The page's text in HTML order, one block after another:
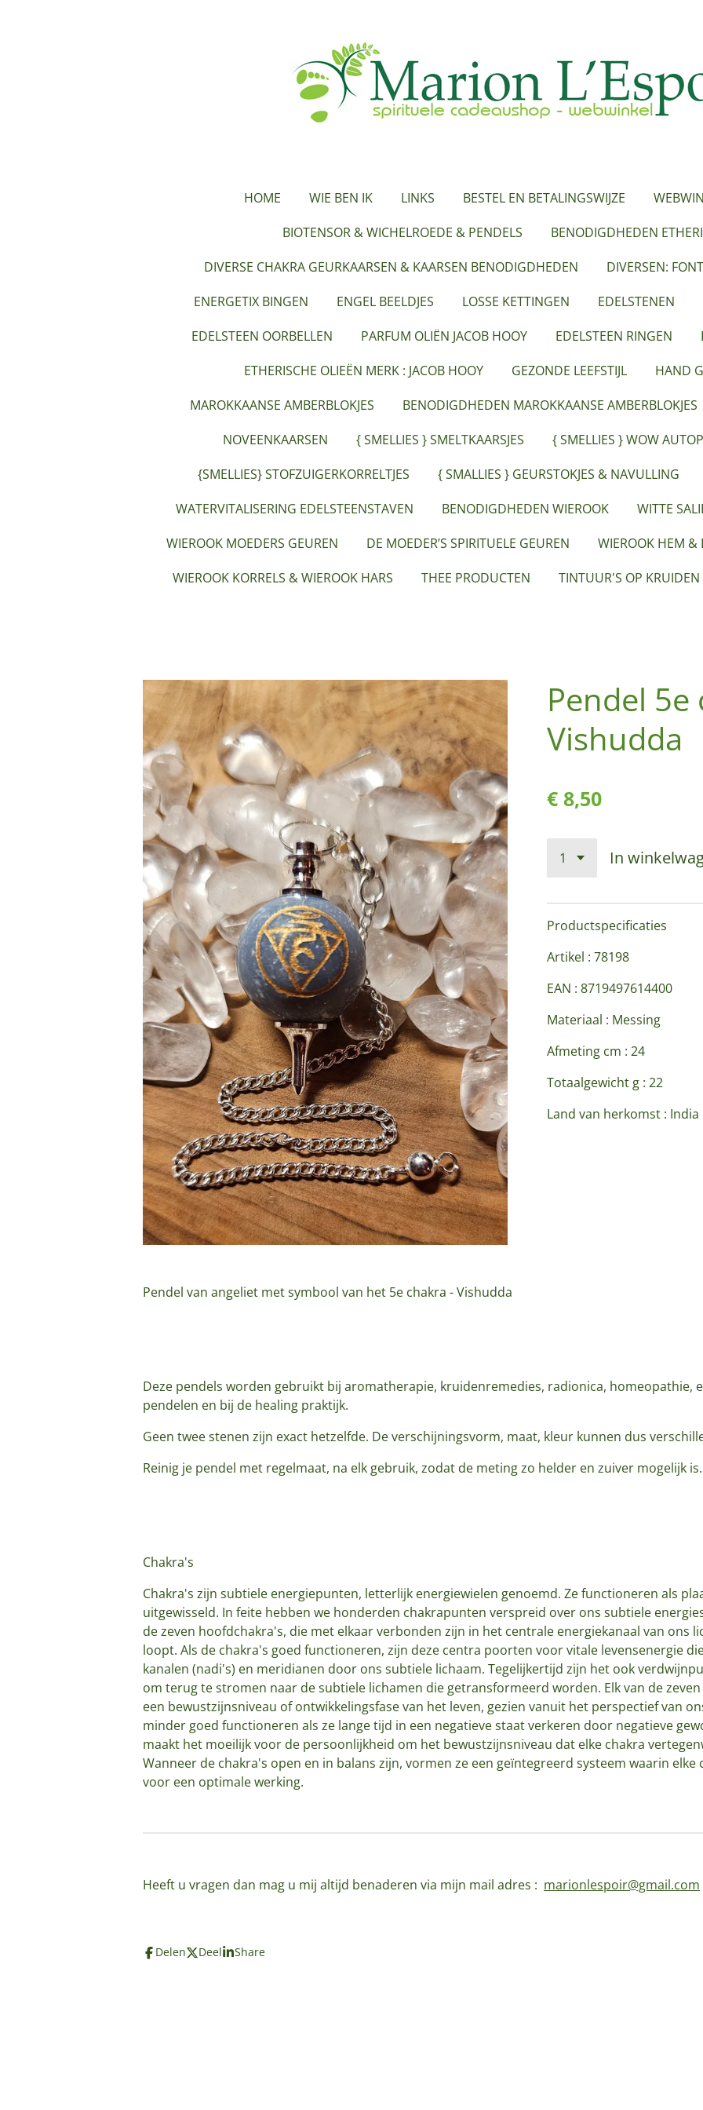
HOME WIE BEN IK LINKS BESTEL EN BETALINGSWIJZE
BIOTENSOR & WICHELROEDE & PENDELS
BENODIGDHEDEN
DIVERSE CHAKRA GEURKAARSEN & KAARSEN BENODIGDHEDEN
DIVERSEN:
ENERGETIX BINGEN
ENGEL BEELDJES LOSSE KETTINGEN
EDELSTENEN
EDELSTEEN OORBELLEN
PARFUM OLIËN JACOB HOOY EDELSTEEN RINGEN
ETHERISCHE OLIEËN MERK : JACOB HOOY
GEZONDE LEEFSTIJL
HAND
MAROKKAANSE AMBERBLOKJES
BENODIGDHEDEN MAROKKAANSE AMBERBLOKJES
NOVEENKAARSEN
{ SMELLIES } SMELTKAARSJES
{ SMELLIES } WOW
{SMELLIES} STOFZUIGERKORRELTJES
{ SMALLIES } GEURSTOKJES & NAVULLING
WATERVITALISERING EDELSTEENSTAVEN
BENODIGDHEDEN WIEROOK
WITTE
WIEROOK MOEDERS GEUREN
DE MOEDER’S SPIRITUELE GEUREN
WIEROOK HEM &
WIEROOK KORRELS & WIEROOK HARS
THEE PRODUCTEN TINTUUR'S OP
Pendel 5e
Vishudda
€ 8,50
In
Productspecificaties
Artikel : 78198
EAN : 8719497614400
Materiaal : Messing
Afmeting cm : 24
Totaalgewicht g : 22
Land van herkomst : India
Pendel van angeliet met symbool van het 5e chakra - Vishudda
Deze pendels worden gebruikt bij aromatherapie, kruidenremedies, radionica, homeopathie,
pendelen en bij de healing praktijk.
Geen twee stenen zijn exact hetzelfde. De verschijningsvorm, maat, kleur kunnen dus
Reinig je pendel met regelmaat, na elk gebruik, zodat de meting zo helder en zuiver mogelijk is.
Chakra's
Chakra's zijn subtiele energiepunten, letterlijk energiewielen genoemd. Ze functioneren als
uitgewisseld. In feite hebben we honderden chakrapunten verspreid over ons subtiele
de zeven hoofdchakra's, die met elkaar verbonden zijn in het centrale energiekanaal van ons
loopt. Als de chakra's goed functioneren, zijn deze centra poorten voor vitale levensenergie
kanalen (nadi's) en meridianen door ons subtiele lichaam. Tegelijkertijd zijn het ook
om terug te stromen naar de subtiele lichamen die getransformeerd worden. Elk van de
een bewustzijnsniveau of ontwikkelingsfase van het leven, gezien vanuit het perspectief van
minder goed functioneren als ze lange tijd in een negatieve staat verkeren door negatieve
maakt het moeilijk voor de persoonlijkheid om het bewustzijnsniveau dat elke chakra
Wanneer de chakra's open en in balans zijn, vormen ze een geïntegreerd systeem waarin elke
voor een optimale werking.
Heeft u vragen dan mag u mij altijd benaderen via mijn mail adres : marionlespoir@gmail.com
Delen Deel Share